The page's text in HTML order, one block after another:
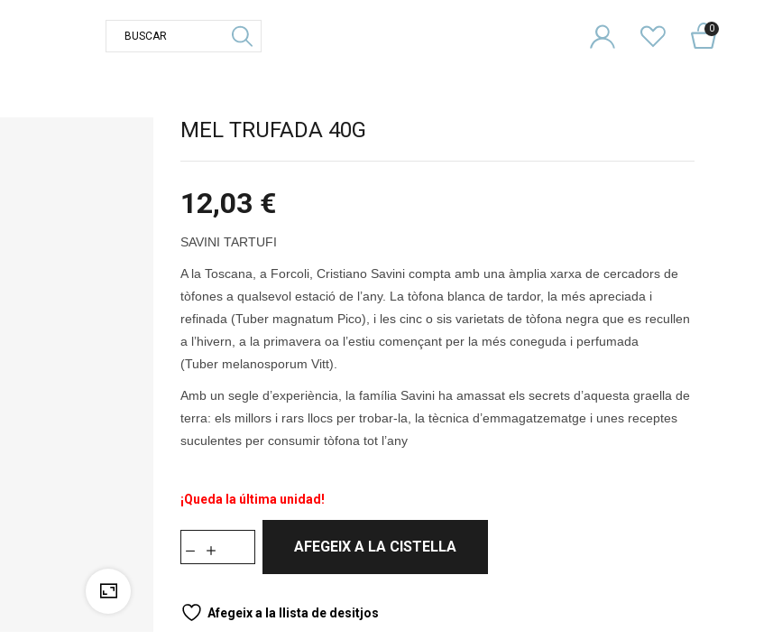
0
MEL TRUFADA 40G
12,03 €
SAVINI TARTUFI
A la Toscana, a Forcoli, Cristiano Savini compta amb una àmplia xarxa de cercadors de
tòfones a qualsevol estació de l’any. La tòfona blanca de tardor, la més apreciada i
refinada (Tuber magnatum Pico), i les cinc o sis varietats de tòfona negra que es recullen
a l’hivern, a la primavera oa l’estiu començant per la més coneguda i perfumada
(Tuber melanosporum Vitt).
Amb un segle d’experiència, la família Savini ha amassat els secrets d’aquesta graella de
terra: els millors i rars llocs per trobar-la, la tècnica d’emmagatzematge i unes receptes
suculentes per consumir tòfona tot l’any
¡Queda la última unidad!
AFEGEIX A LA CISTELLA
Afegeix a la llista de desitjos